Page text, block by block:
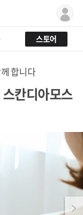
스토어
합니다
칸디아모스
Next